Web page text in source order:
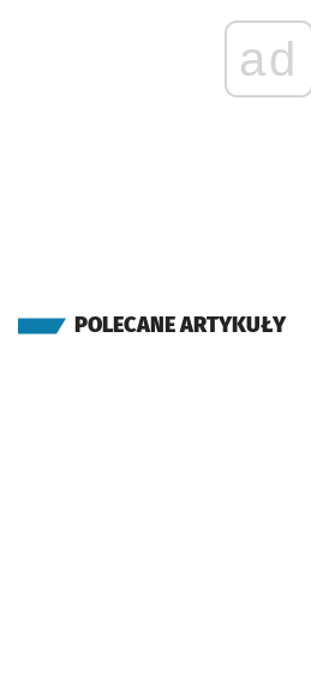
ad
POLECANE ARTYKUŁY